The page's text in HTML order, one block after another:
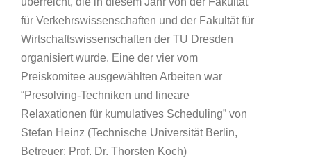
für Verkehrswissenschaften und der Fakultät für
Wirtschaftswissenschaften der TU Dresden
organisiert wurde. Eine der vier vom
Preiskomitee ausgewählten Arbeiten war
“Presolving-Techniken und lineare
Relaxationen für kumulatives Scheduling” von
Stefan Heinz (Technische Universität Berlin,
Betreuer: Prof. Dr. Thorsten Koch)